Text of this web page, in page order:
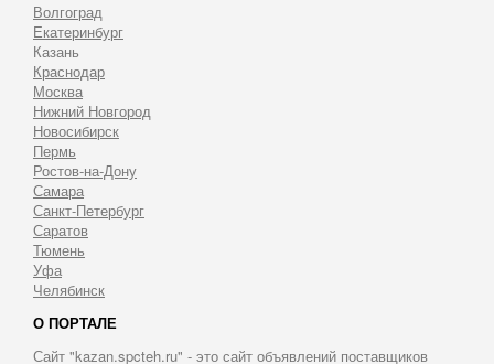
Волгоград
Екатеринбург
Казань
Краснодар
Москва
Нижний Новгород
Новосибирск
Пермь
Ростов-на-Дону
Самара
Санкт-Петербург
Саратов
Тюмень
Уфа
Челябинск
О ПОРТАЛЕ
Сайт "kazan.spcteh.ru" - это сайт объявлений поставщиков